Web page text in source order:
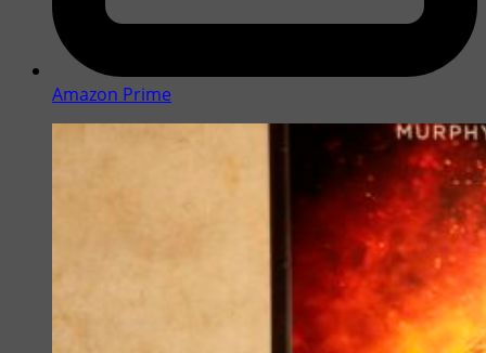
Amazon Prime